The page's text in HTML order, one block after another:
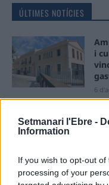
Setmanari l'Ebre -
Information
If you wish to opt-out
processing of your
ÚLTIMES NOTÍCIES
i
6